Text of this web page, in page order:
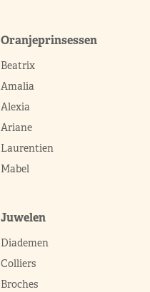
Oranjeprinsessen
Beatrix
Amalia
Alexia
Ariane
Laurentien
Mabel
Juwelen
Diademen
Colliers
Broches